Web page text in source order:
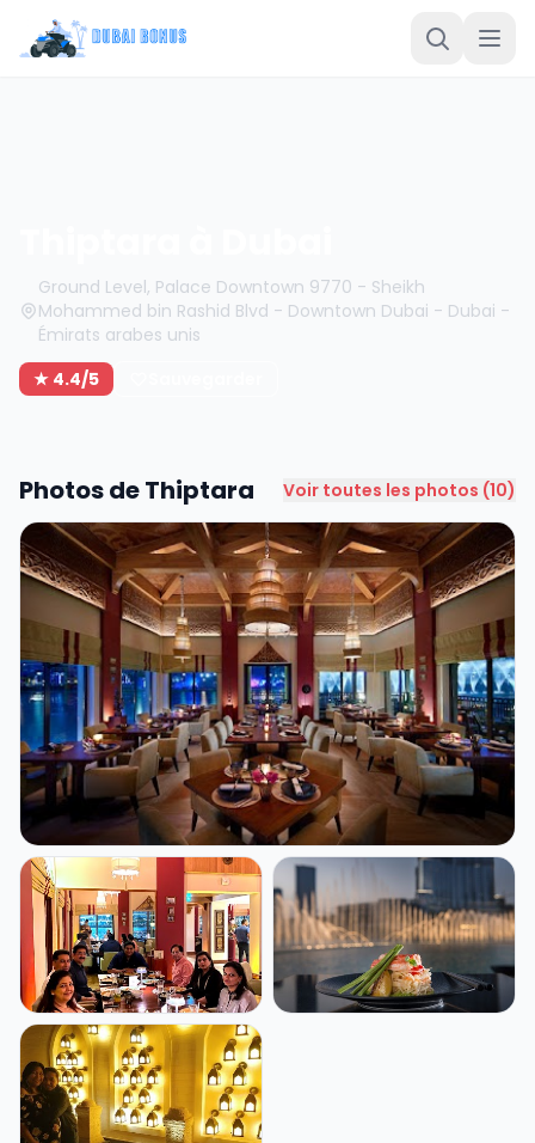
Ground Level, Palace Downtown 9770 - Sheikh
Mohammed bin Rashid Blvd - Downtown Dubai - Dubai -
Émirats arabes unis
★ 4.4/5
Photos de Thiptara Voir toutes les photos (10)